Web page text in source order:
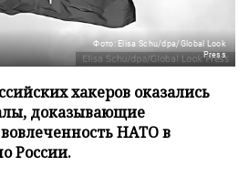
Фото: Elisa Schu/dpa/Global Look
Press
хакеров оказались
доказывающие
НАТО в
России.